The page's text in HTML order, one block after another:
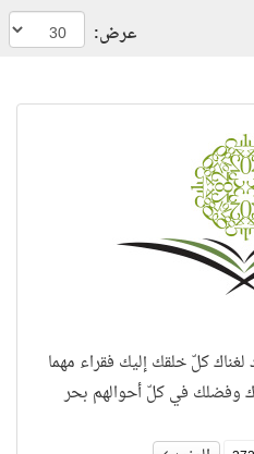
عرض:
كلّ خلقك إليك فقراء مهما
وفضلك في كلّ أحوالهم بحر